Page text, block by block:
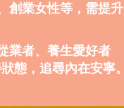
創業女性等，需提升
業者、養生愛好者
態，追尋內在安寧。